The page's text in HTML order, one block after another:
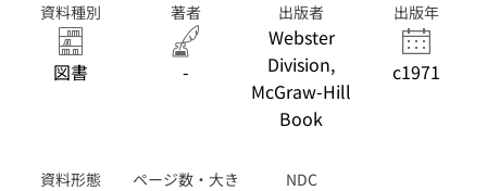
資料種別
図書
著者
-
出版者
Webster
Division,
McGraw-Hill
Book
出版年
c1971
資料形態
ページ数・大き
NDC